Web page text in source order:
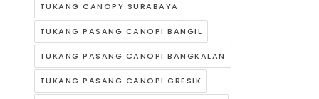
TUKANG CANOPY SURABAYA
TUKANG PASANG CANOPI BANGIL
TUKANG PASANG CANOPI BANGKALAN
TUKANG PASANG CANOPI GRESIK